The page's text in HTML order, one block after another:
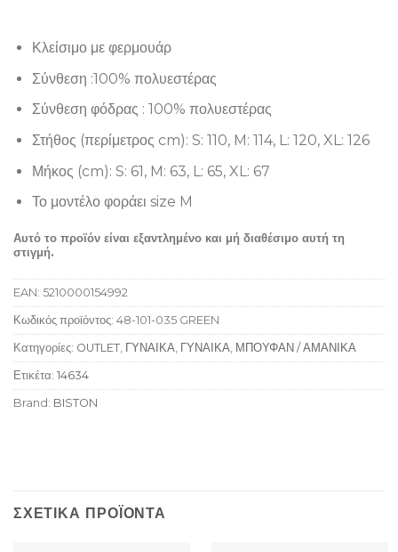
Κλείσιμο με φερμουάρ
Σύνθεση :100% πολυεστέρας
Σύνθεση φόδρας : 100% πολυεστέρας
Στήθος (περίμετρος cm): S: 110, M: 114, L: 120, XL: 126
Μήκος (cm): S: 61, M: 63, L: 65, XL: 67
Το μοντέλο φοράει size M
Αυτό το προϊόν είναι εξαντλημένο και μή διαθέσιμο αυτή τη
στιγμή.
EAN: 5210000154992
Κωδικός προϊόντος: 48-101-035 GREEN
Κατηγορίες: OUTLET ΓΥΝΑΙΚΑ ΓΥΝΑΙΚΑ ΜΠΟΥΦΑΝ / ΑΜΑΝΙΚΑ
Ετικέτα: 14634
Brand: BISTON
ΣΧΕΤΙΚΆ ΠΡΟΪΌΝΤΑ